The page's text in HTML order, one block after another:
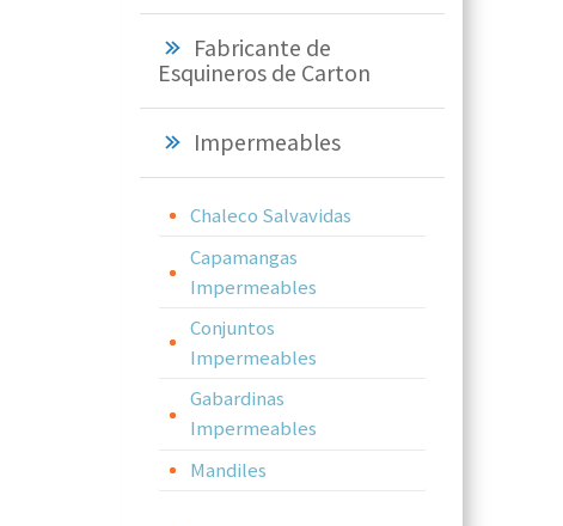
Fabricante de
Esquineros de Carton
Impermeables
Chaleco Salvavidas
Capamangas
Impermeables
Conjuntos
Impermeables
Gabardinas
Impermeables
Mandiles